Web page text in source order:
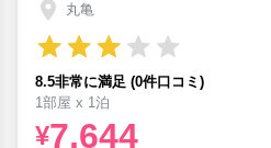
丸亀
8.5非常に満足 (0件口コミ)
1部屋 x 1泊
¥7,644